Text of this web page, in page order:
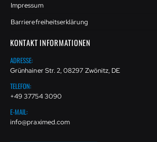
Impressum
Barrierefreiheitserklärung
KONTAKT INFORMATIONEN
ADRESSE:
Grünhainer Str. 2, 08297 Zwönitz, DE
TELEFON:
+49 37754 3090
E-MAIL:
info@praximed.com